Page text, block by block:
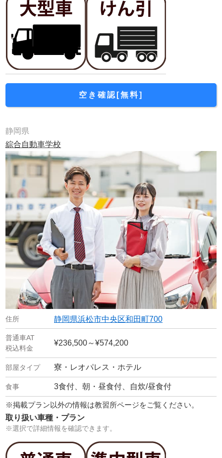
空き確認[無料]
静岡県
綜合自動車学校
静岡県浜松市中央区和田町700
¥236,500～¥574,200
寮・レオパレス・ホテル
3食付、朝・昼食付、自炊/昼食付
※掲載プラン以外の情報は教習所ページをご覧ください。
取り扱い車種・プラン
※選択で詳細情報を確認できます。